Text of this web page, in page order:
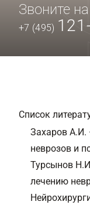
Звоните
+7 (495)
Список
Захаров А.И.
неврозов и
Турсынов
лечению